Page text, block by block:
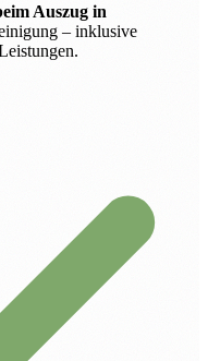
Auszug in
– inklusive